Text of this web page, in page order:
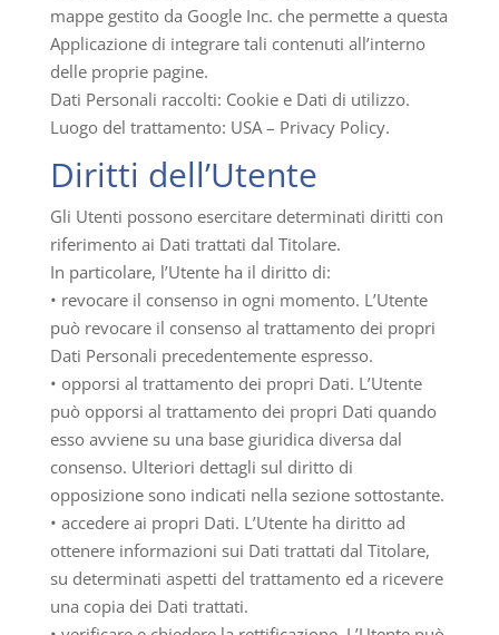
mappe gestito da Google Inc. che permette a questa
Applicazione di integrare tali contenuti all’interno
delle proprie pagine.
Dati Personali raccolti: Cookie e Dati di utilizzo.
Luogo del trattamento: USA – Privacy Policy.
Diritti dell’Utente
Gli Utenti possono esercitare determinati diritti con
riferimento ai Dati trattati dal Titolare.
In particolare, l’Utente ha il diritto di:
• revocare il consenso in ogni momento. L’Utente
può revocare il consenso al trattamento dei propri
Dati Personali precedentemente espresso.
• opporsi al trattamento dei propri Dati. L’Utente
può opporsi al trattamento dei propri Dati quando
esso avviene su una base giuridica diversa dal
consenso. Ulteriori dettagli sul diritto di
opposizione sono indicati nella sezione sottostante.
• accedere ai propri Dati. L’Utente ha diritto ad
ottenere informazioni sui Dati trattati dal Titolare,
su determinati aspetti del trattamento ed a ricevere
una copia dei Dati trattati.